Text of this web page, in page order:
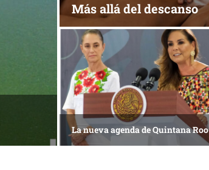
Más allá del descanso
La nueva agenda de Quintana Roo